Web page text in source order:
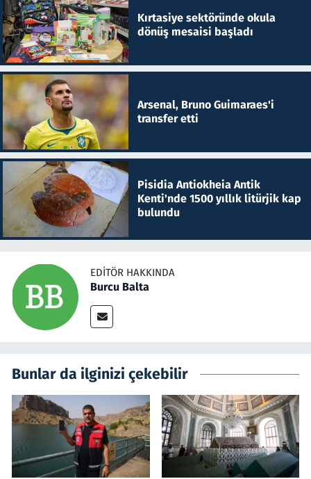
Kırtasiye sektöründe okula
dönüş mesaisi başladı
Arsenal, Bruno Guimaraes'i
transfer etti
Pisidia Antiokheia Antik
Kenti'nde 1500 yıllık litürjik kap
bulundu
EDITÖR HAKKINDA
Burcu Balta
Bunlar da ilginizi çekebilir